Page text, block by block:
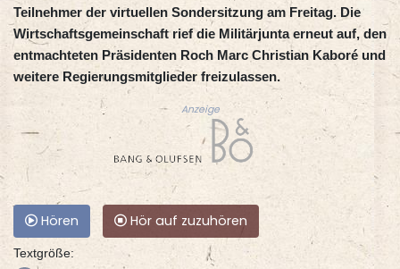
Teilnehmer der virtuellen Sondersitzung am Freitag. Die
Wirtschaftsgemeinschaft rief die Militärjunta erneut auf, den
entmachteten Präsidenten Roch Marc Christian Kaboré und
weitere Regierungsmitglieder freizulassen.
Anzeige
Hören Hör auf zuzuhören
Textgröße: